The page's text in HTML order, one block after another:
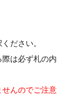
ださい。
は必ず札の内
んのでご注意